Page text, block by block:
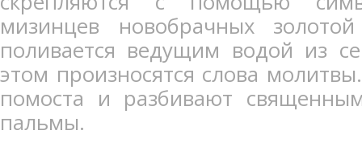
мизинцев новобрачных
поливается ведущим водой из
этом произносятся слова
помоста и разбивают
пальмы.